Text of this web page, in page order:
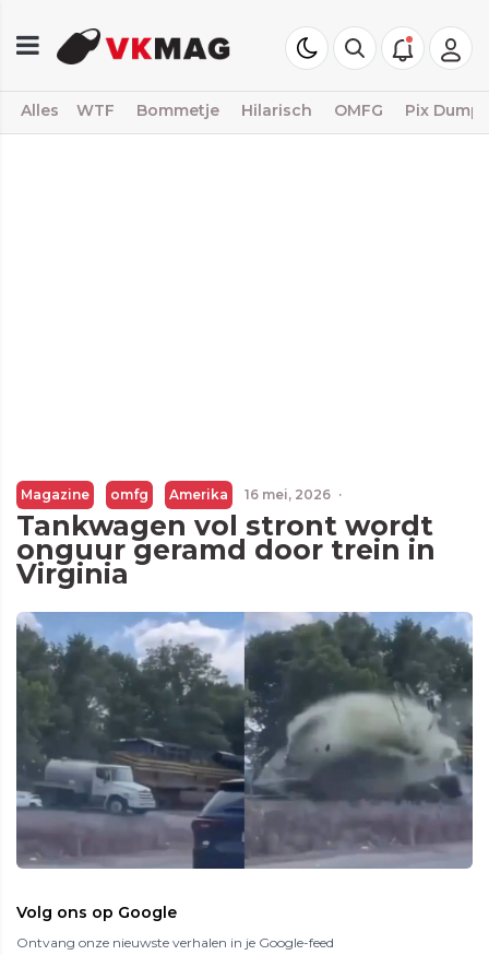
Alles WTF Bommetje Hilarisch OMFG Pix Dump
Magazine omfg Amerika 16 mei, 2026 ·
Tankwagen vol stront wordt
onguur geramd door trein in
Virginia
Volg ons op Google
Ontvang onze nieuwste verhalen in je Google-feed